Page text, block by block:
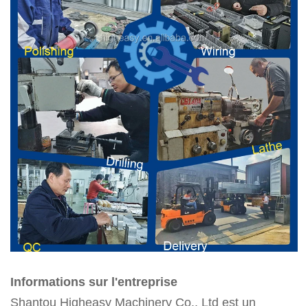
Informations sur l'entreprise
Shantou Higheasy Machinery Co., Ltd est un